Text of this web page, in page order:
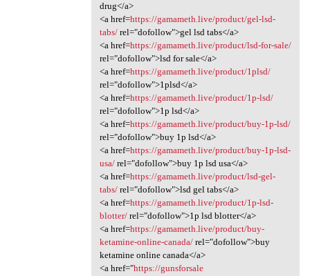
drug</a>
<a href=https://gamameth.live/product/gel-lsd-
tabs/rel="dofollow">gel lsd tabs</a>
<a href=https://gamameth.live/product/lsd-for-sale/
rel="dofollow">lsd for sale</a>
<a href=https://gamameth.live/product/1plsd/
rel="dofollow">1plsd</a>
<a href=https://gamameth.live/product/1p-lsd/
rel="dofollow">1p lsd</a>
<a href=https://gamameth.live/product/buy-1p-lsd/
rel="dofollow">buy 1p lsd</a>
<a href=https://gamameth.live/product/buy-1p-lsd-
usa/rel="dofollow">buy 1p lsd usa</a>
<a href=https://gamameth.live/product/lsd-gel-
tabs/rel="dofollow">lsd gel tabs</a>
<a href=https://gamameth.live/product/1p-lsd-
blotter/rel="dofollow">1p lsd blotter</a>
<a href=https://gamameth.live/product/buy-
ketamine-online-canada/rel="dofollow">buy
ketamine online canada</a>
<a href="https://gunsforsale